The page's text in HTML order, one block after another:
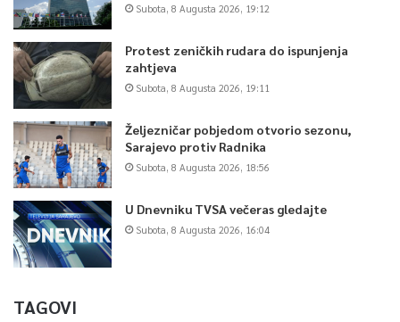
Subota, 8 Augusta 2026, 19:12
Protest zeničkih rudara do ispunjenja
zahtjeva
Subota, 8 Augusta 2026, 19:11
Željezničar pobjedom otvorio sezonu,
Sarajevo protiv Radnika
Subota, 8 Augusta 2026, 18:56
U Dnevniku TVSA večeras gledajte
Subota, 8 Augusta 2026, 16:04
TAGOVI